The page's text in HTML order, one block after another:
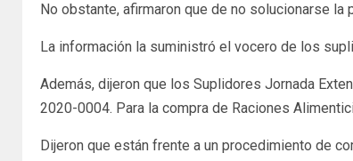
No obstante, afirmaron que de no solucionarse
La información la suministró el vocero de los
Además, dijeron que los Suplidores Jornada
2020-0004. Para la compra de Raciones
Dijeron que están frente a un procedimiento de